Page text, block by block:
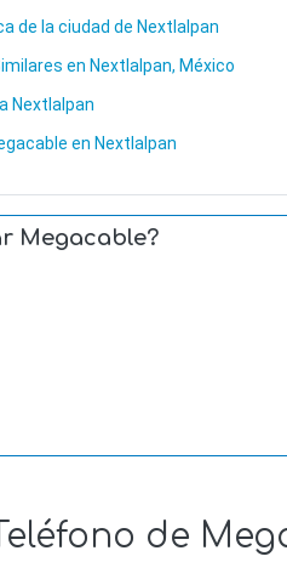
de la ciudad de Nextlalpan
en Nextlalpan, México
Nextlalpan
en Nextlalpan
Megacable?
de